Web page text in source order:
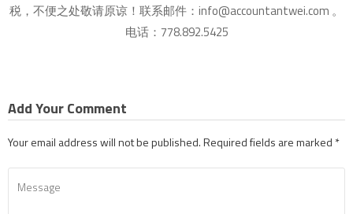
税，不便之处敬请原谅！联系邮件：info@accountantwei.com 。
电话：778.892.5425
Add Your Comment
Your email address will not be published.Required fields are marked *